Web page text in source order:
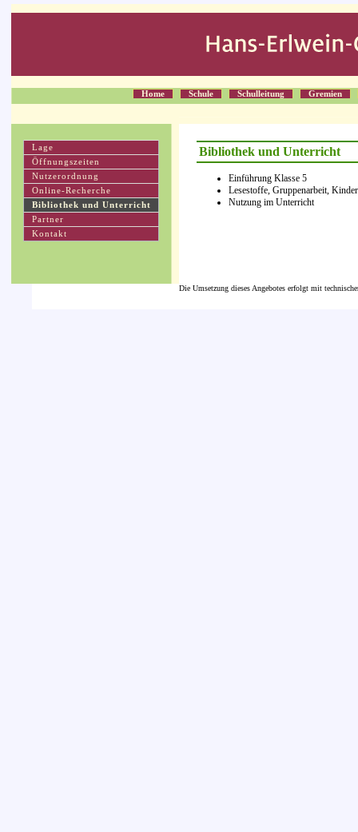
Home Schule Schulleitung Gremien
Bibliothek und Unterricht
Einführung Klasse 5
Lesestoffe, Gruppenarbeit,
Nutzung im Unterricht
Lage
Öffnungszeiten
Nutzerordnung
Online-Recherche
Bibliothek und Unterricht
Partner
Kontakt
Die Umsetzung dieses Angebotes erfolgt mit